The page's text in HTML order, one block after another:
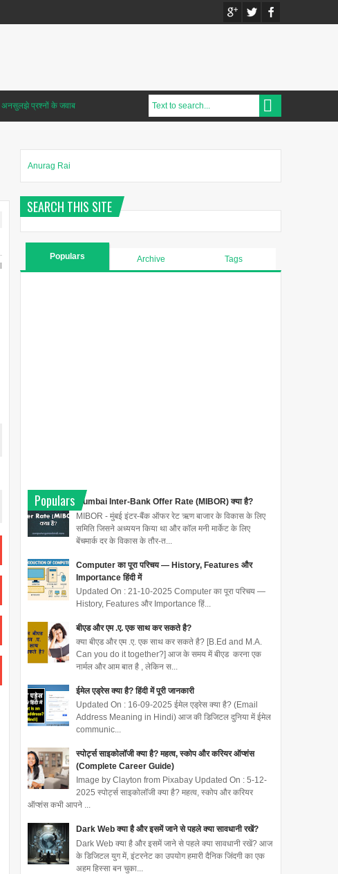
अनसुलझे प्रश्नों के जवाब
Anurag Rai
SEARCH THIS SITE
Populars Archive Tags
Populars
Mumbai Inter-Bank Offer Rate (MIBOR) क्या है?
MIBOR - मुंबई इंटर-बैंक ऑफर रेट ऋण बाजार के विकास के लिए
समिति जिसने अध्ययन किया था और कॉल मनी मार्केट के लिए
बेंचमार्क दर के विकास के तौर-त...
Computer का पूरा परिचय — History, Features और
Importance हिंदी में
Updated On : 21-10-2025 Computer का पूरा परिचय —
History, Features और Importance हिं...
बीएड और एम .ए. एक साथ कर सकते है?
क्या बीएड और एम .ए. एक साथ कर सकते है? [B.Ed and M.A.
Can you do it together?] आज के समय में बीएड करना एक
नार्मल और आम बात है , लेकिन स...
ईमेल एड्रेस क्या है? हिंदी में पूरी जानकारी
Updated On : 16-09-2025 ईमेल एड्रेस क्या है? (Email
Address Meaning in Hindi) आज की डिजिटल दुनिया में ईमेल
communic...
स्पोर्ट्स साइकोलॉजी क्या है? महत्व, स्कोप और करियर ऑप्शंस
(Complete Career Guide)
Image by Clayton from Pixabay Updated On : 5-12-
2025 स्पोर्ट्स साइकोलॉजी क्या है? महत्व, स्कोप और करियर
ऑप्शंस कभी आपने ...
Dark Web क्या है और इसमें जाने से पहले क्या सावधानी रखें?
Dark Web क्या है और इसमें जाने से पहले क्या सावधानी रखें? आज
के डिजिटल युग में, इंटरनेट का उपयोग हमारी दैनिक जिंदगी का एक
अहम हिस्सा बन चुका...